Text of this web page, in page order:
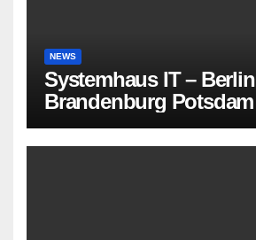
NEWS
Systemhaus IT – Berlin
Brandenburg Potsdam